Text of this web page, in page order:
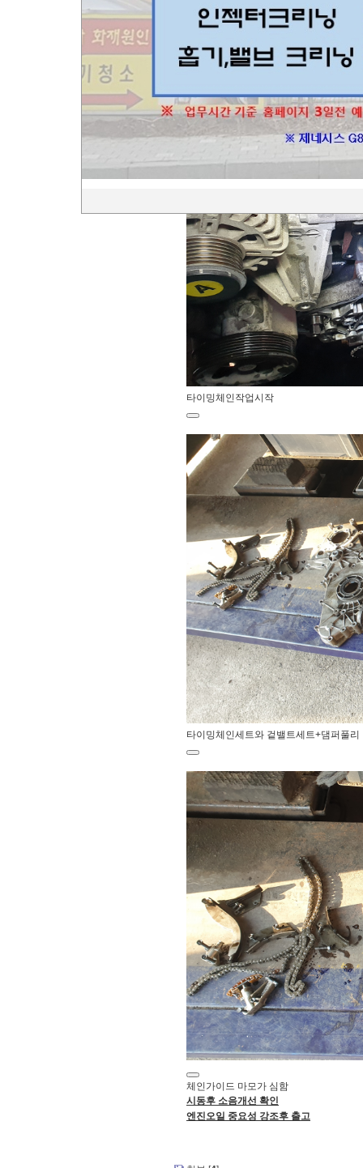
밸트 탈거후 시동 소음 같음 확인
타이밍체인작업시작
타이밍체인세트와 겉밸트세트+댐퍼풀리
체인가이드 마모가 심함
시동후 소음개선 확인
엔진오일 중요성 강조후 출고